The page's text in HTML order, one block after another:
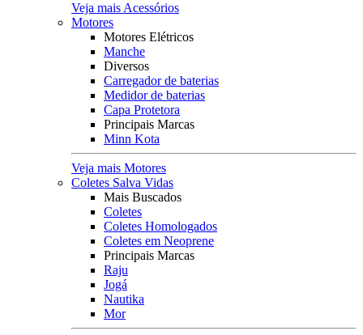
Veja mais Acessórios
Motores
Motores Elétricos
Manche
Diversos
Carregador de baterias
Medidor de baterias
Capa Protetora
Principais Marcas
Minn Kota
Veja mais Motores
Coletes Salva Vidas
Mais Buscados
Coletes
Coletes Homologados
Coletes em Neoprene
Principais Marcas
Raju
Jogá
Nautika
Mor